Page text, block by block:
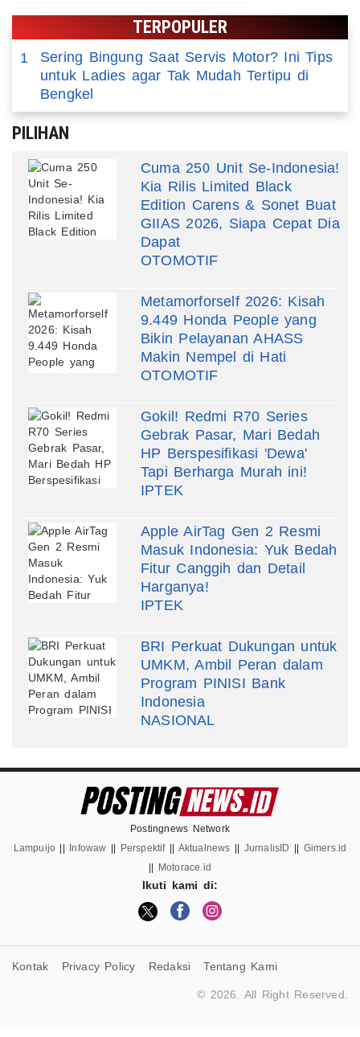
TERPOPULER
1
Sering Bingung Saat Servis Motor? Ini Tips
untuk Ladies agar Tak Mudah Tertipu di
Bengkel
PILIHAN
Cuma 250 Unit Se-Indonesia!
Kia Rilis Limited Black
Edition Carens & Sonet Buat
GIIAS 2026, Siapa Cepat Dia
Dapat
OTOMOTIF
Metamorforself 2026: Kisah
9.449 Honda People yang
Bikin Pelayanan AHASS
Makin Nempel di Hati
OTOMOTIF
Gokil! Redmi R70 Series
Gebrak Pasar, Mari Bedah
HP Berspesifikasi 'Dewa'
Tapi Berharga Murah ini!
IPTEK
Apple AirTag Gen 2 Resmi
Masuk Indonesia: Yuk Bedah
Fitur Canggih dan Detail
Harganya!
IPTEK
BRI Perkuat Dukungan untuk
UMKM, Ambil Peran dalam
Program PINISI Bank
Indonesia
NASIONAL
Postingnews Network
Lampuijo
Infowaw Perspektif|| Aktualnews JurnalisID
Gimers.id
Motorace.id
Ikuti kami di:
Kontak Privacy Policy Redaksi Tentang Kami
© 2026. All Right Reserved.